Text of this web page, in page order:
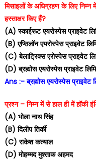
मिसाइलों के अधिग्रहण के लिए
हस्ताक्षर किए हैं?
(A) स्काईरूट एयरोस्पेस प्राइवेट
(B) एप्सिलॉन एयरोस्पेस प्राइवेट
(C) बेलाट्रिक्स एरोस्पेस प्राइवेट
(D) ब्रह्मोस एयरोस्पेस प्राइवेट
Ans :- ब्रह्मोस एयरोस्पेस प्राइवेट
प्रश्न – निम्न में से हाल ही में हॉकी
(A) भोला नाथ सिंह
(B) दिलीप तिर्की
(C) राकेश कत्याल
(D) मोहम्मद मुश्ताक अहमद